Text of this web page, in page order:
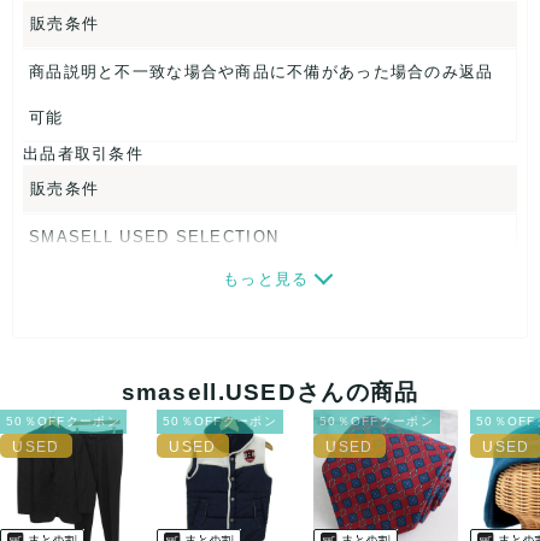
販売条件
商品説明と不一致な場合や商品に不備があった場合のみ返品
可能
出品者取引条件
販売条件
SMASELL USED SELECTION
画像ダウンロードなので、転売にも最適♪
ネコポスの場合は日時指定ができませんので、ご了承下さい
USED品に関しましては、見る方によって状態の価値観が異な
もっと見る
smasell.USEDさんの商品
50％OFFクーポン 50％OFFクーポン 50％OFFクーポン 50％OFF